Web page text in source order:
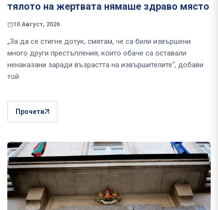
тялото на жертвата нямаше здраво място
10 Август, 2026
„За да се стигне дотук, смятам, че са били извършени
много други престъпления, които обаче са оставали
ненаказани заради възрастта на извършителите“, добави
той
Прочети